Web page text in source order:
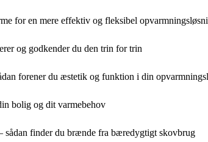
for en mere effektiv og fleksibel
og godkender du den trin for trin
forener du æstetik og funktion i din
bolig og dit varmebehov
finder du brænde fra bæredygtigt skovbrug